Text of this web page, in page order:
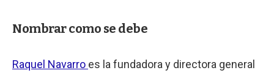
Nombrar como se debe
Raquel Navarro es la fundadora y directora general